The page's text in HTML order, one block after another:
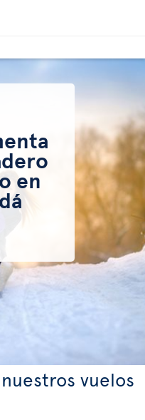
en
vuelos